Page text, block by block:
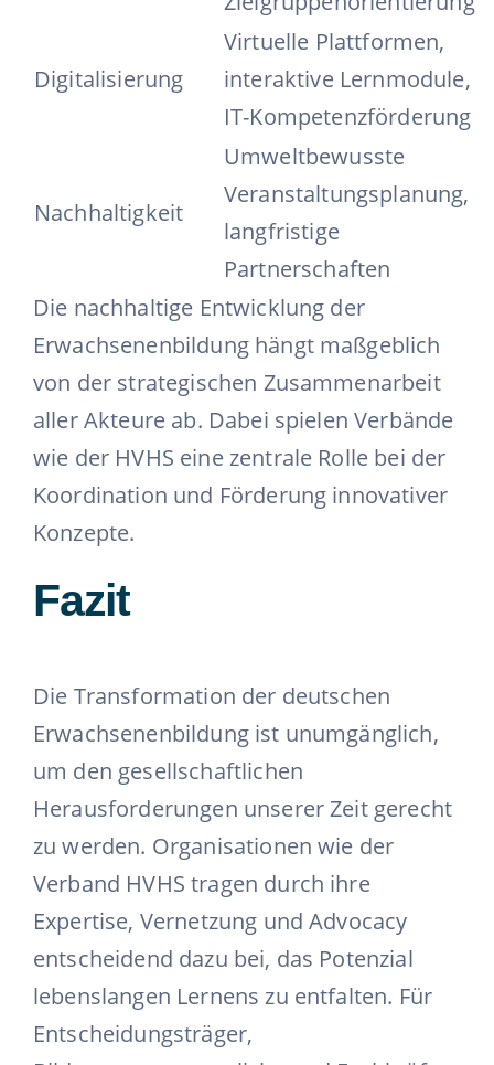
Digitalisierung
Virtuelle Plattformen,
interaktive Lernmodule,
IT-Kompetenzförderung
Nachhaltigkeit
Umweltbewusste
Veranstaltungsplanung,
langfristige
Partnerschaften
Die nachhaltige Entwicklung der
Erwachsenenbildung hängt maßgeblich
von der strategischen Zusammenarbeit
aller Akteure ab. Dabei spielen Verbände
wie der HVHS eine zentrale Rolle bei der
Koordination und Förderung innovativer
Konzepte.
Fazit
Die Transformation der deutschen
Erwachsenenbildung ist unumgänglich,
um den gesellschaftlichen
Herausforderungen unserer Zeit gerecht
zu werden. Organisationen wie der
Verband HVHS tragen durch ihre
Expertise, Vernetzung und Advocacy
entscheidend dazu bei, das Potenzial
lebenslangen Lernens zu entfalten. Für
Entscheidungsträger,